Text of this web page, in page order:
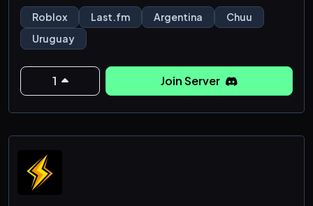
Roblox Last.fm Argentina
Chuu
Uruguay
1 Join Server